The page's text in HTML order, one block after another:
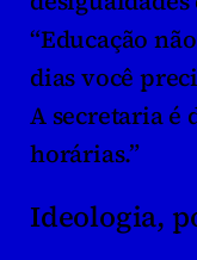
“Educação
dias você
A secretaria é
horárias.”
Ideologia,